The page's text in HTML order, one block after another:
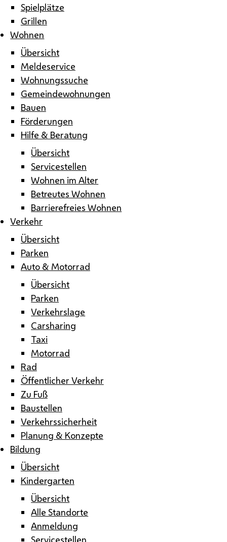
Spielplätze
Grillen
Wohnen
Übersicht
Meldeservice
Wohnungssuche
Gemeindewohnungen
Bauen
Förderungen
Hilfe & Beratung
Übersicht
Servicestellen
Wohnen im Alter
Betreutes Wohnen
Barrierefreies Wohnen
Verkehr
Übersicht
Parken
Auto & Motorrad
Übersicht
Parken
Verkehrslage
Carsharing
Taxi
Motorrad
Rad
Öffentlicher Verkehr
Zu Fuß
Baustellen
Verkehrssicherheit
Planung & Konzepte
Bildung
Übersicht
Kindergarten
Übersicht
Alle Standorte
Anmeldung
Servicestellen